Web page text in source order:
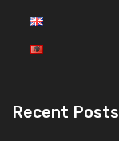
Recent Posts